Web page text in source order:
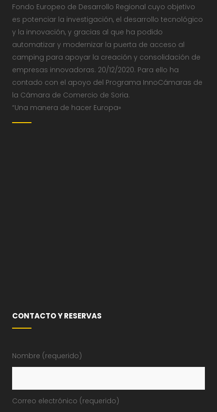
Fondo Europeo de Desarrollo Regional cuyo objetivo
es potenciar la investigación, el desarrollo tecnológico
y la innovación, y gracias al que ha podido
automatizar y modernizar la puerta de acceso al
camping para apoyar la creación y consolidación de
empresas innovadoras. 20/12/2020. Para ello ha
contado con el apoyo del Programa InnoCámaras de
la Cámara de Comercio de Soria.
“Una manera de hacer Europa»
CONTACTO Y RESERVAS
Nombre (requerido)
Correo electrónico (requerido)